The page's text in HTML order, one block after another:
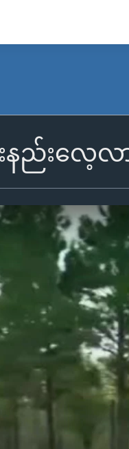
ည်းလေ့လာ